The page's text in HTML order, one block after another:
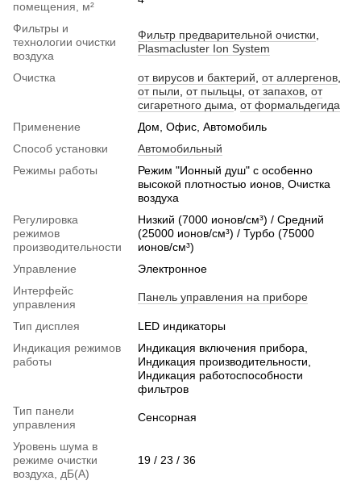
помещения, м²
Фильтры и
технологии очистки
воздуха
Фильтр предварительной очистки
Plasmacluster Ion System
Очистка от вирусов и бактерий от аллергенов
от пыли от пыльцы от запахов от
сигаретного дыма от формальдегида
Применение
Дом, Офис, Автомобиль
Способ установки
Автомобильный
Режимы работы
Режим "Ионный душ" с особенно
высокой плотностью ионов, Очистка
воздуха
Регулировка
режимов
производительности
Низкий (7000 ионов/см³) / Средний
(25000 ионов/см³) / Турбо (75000
ионов/см³)
Управление
Электронное
Интерфейс
управления
Панель управления на приборе
Тип дисплея
LED индикаторы
Индикация режимов
работы
Индикация включения прибора,
Индикация производительности,
Индикация работоспособности
фильтров
Тип панели
управления
Сенсорная
Уровень шума в
режиме очистки
воздуха, дБ(А)
19 / 23 / 36